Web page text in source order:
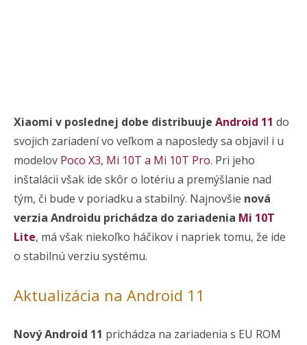
Xiaomi v poslednej dobe distribuuje Android 11 do
svojich zariadení vo veľkom a naposledy sa objavil i u
modelov Poco X3, Mi 10T a Mi 10T Pro. Pri jeho
inštalácii však ide skôr o lotériu a premýšlanie nad
tým, či bude v poriadku a stabilný. Najnovšie nová
verzia Androidu prichádza do zariadenia Mi 10T
Lite, má však niekoľko háčikov i napriek tomu, že ide
o stabilnú verziu systému.
Aktualizácia na Android 11
Nový Android 11 prichádza na zariadenia s EU ROM